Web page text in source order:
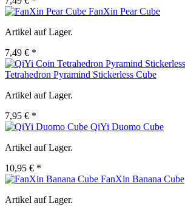
FanXin Pear Cube
Artikel auf Lager.
7,49 € *
Tetrahedron Pyramind Stickerless Cube
Artikel auf Lager.
7,95 € *
QiYi Duomo Cube
Artikel auf Lager.
10,95 € *
FanXin Banana Cube
Artikel auf Lager.